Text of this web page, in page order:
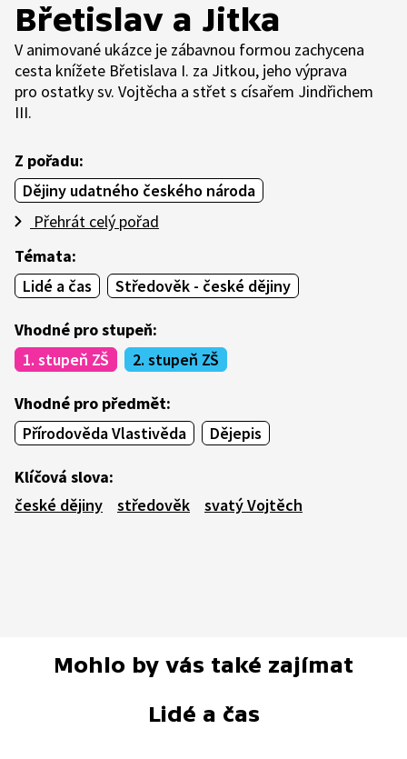
Břetislav a Jitka
V animované ukázce je zábavnou formou zachycena
cesta knížete Břetislava I. za Jitkou, jeho výprava
pro ostatky sv. Vojtěcha a střet s císařem Jindřichem
III.
Z pořadu:
Dějiny udatného českého národa
Přehrát celý pořad
Témata:
Lidé a čas
Středověk - české dějiny
Vhodné pro stupeň:
1. stupeň ZŠ
2. stupeň ZŠ
Vhodné pro předmět:
Přírodověda Vlastivěda
Dějepis
Klíčová slova:
české dějiny
středověk svatý Vojtěch
Mohlo by vás také zajímat
Lidé a čas